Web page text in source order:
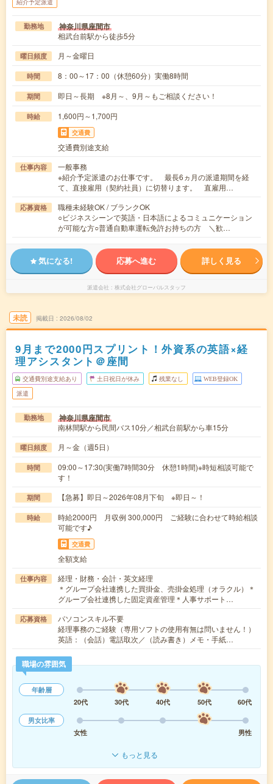
紹介予定派遣
勤務地 神奈川県座間市
相武台前駅から徒歩5分
曜日頻度 月～金曜日
時間 8：00～17：00（休憩60分）実働8時間
期間 即日～長期 ※8月～、9月～もご相談ください！
時給 1,600円～1,700円
交通費
交通費別途支給
仕事内容
一般事務
※紹介予定派遣のお仕事です。 最長6ヵ月の派遣期間を経
て、直接雇用（契約社員）に切替ります。 直雇用…
応募資格
職種未経験OK / ブランクOK
○ビジネスシーンで英語・日本語によるコミュニケーション
が可能な方○普通自動車運転免許お持ちの方 ＼歓…
気になる! 応募へ進む 詳しく見る
派遣会社 株式会社グローバルスタッフ
未読 掲載日 2026/08/02
9月まで2000円スプリント！外資系の英語×経
理アシスタント＠座間
交通費別途支給あり 土日祝日が休み 残業なし WEB登録OK
派遣
勤務地 神奈川県座間市
南林間駅から民間バス10分／相武台前駅から車15分
曜日頻度 月～金（週5日）
時間
09:00～17:30(実働7時間30分 休憩1時間)※時短相談可能で
す！
期間 【急募】即日～2026年08月下旬 ※即日～！
時給
時給2000円 月収例 300,000円 ご経験に合わせて時給相談
可能です♪
交通費
全額支給
仕事内容
経理・財務・会計・英文経理
＊グループ会社連携した買掛金、売掛金処理（オラクル）＊
グループ会社連携した固定資産管理＊人事サポート…
応募資格
パソコンスキル不要
経理事務のご経験（専用ソフトの使用有無は問いません！）
英語：（会話）電話取次／（読み書き）メモ・手紙…
職場の雰囲気
年齢層
20代
30代 40代 50代
60代
男女比率
女性
男性
もっと見る